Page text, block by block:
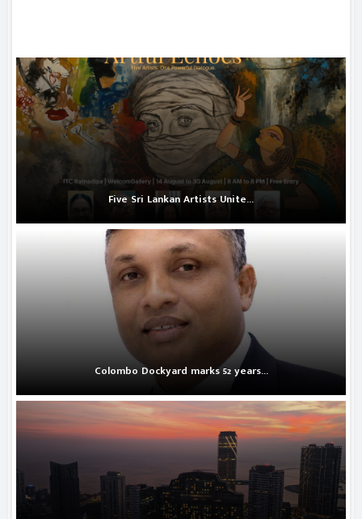
Five Sri Lankan Artists Unite...
Colombo Dockyard marks 52 years...